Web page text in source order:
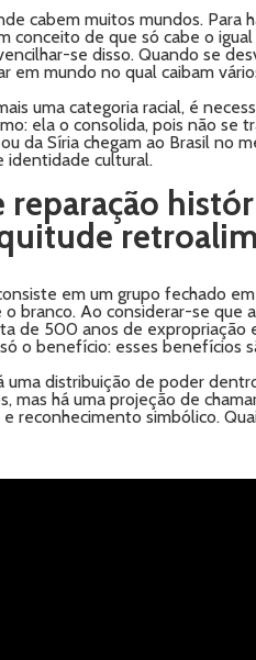
cabem muitos mundos. Para
conceito de que só cabe o
se disso. Quando se
em mundo no qual caibam
uma categoria racial, é
ela o consolida, pois não
da Síria chegam ao Brasil no
identidade cultural.
em um grupo fechado
branco. Ao considerar-se que
de 500 anos de
o benefício: esses benefícios
uma distribuição de poder
mas há uma projeção de
reconhecimento simbólico.